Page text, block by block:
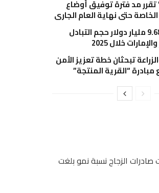
تقرر مد فترة توفيق أوضاع
حتى نهاية العام الجاري
وزير الاستثمار: 9.68 مليار دولار حجم التبادل
خلال 2025
تبحثان خطة تعزيز الأمن
“القرية المنتجة”
8% لتصل إلى 159مليون دولار، وحققت صادرات الزجاج نسبة نمو بلغت